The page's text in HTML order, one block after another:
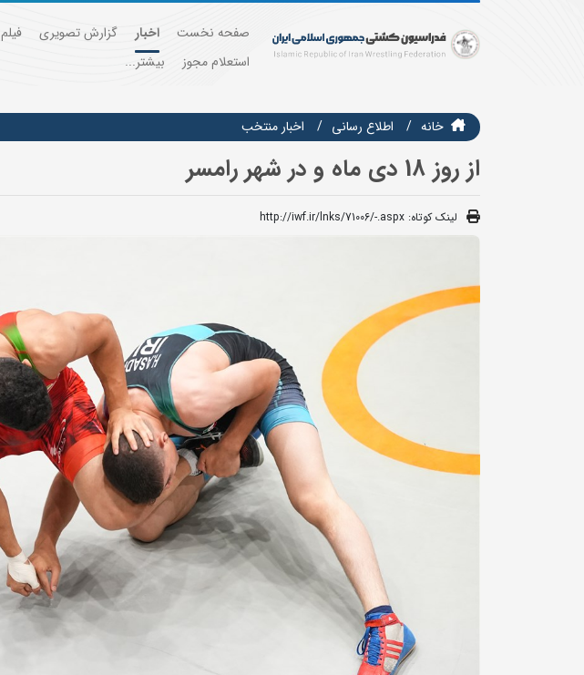
صفحه نخست اخبار گزارش تصویری فیلم
استعلام مجوز
بیشتر...
خانه اطلاع رسانی اخبار منتخب
از روز 18 دی ماه و در شهر رامسر
لینک کوتاه: http://iwf.ir/lnks/71006/-.aspx